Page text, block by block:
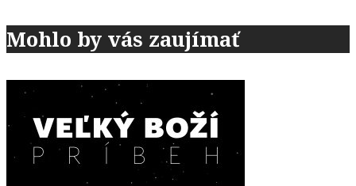
Mohlo by vás zaujímať